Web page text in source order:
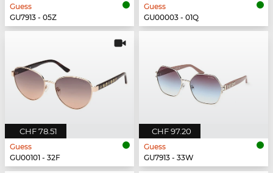
Guess
GU7913 - 05Z
Guess
GU00003 - 01Q
CHF 78.51
Guess
GU00101 - 32F
CHF 97.20
Guess
GU7913 - 33W